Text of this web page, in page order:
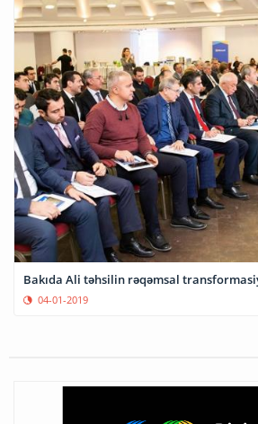
Bakıda Ali təhsilin rəqəmsal
04-01-2019